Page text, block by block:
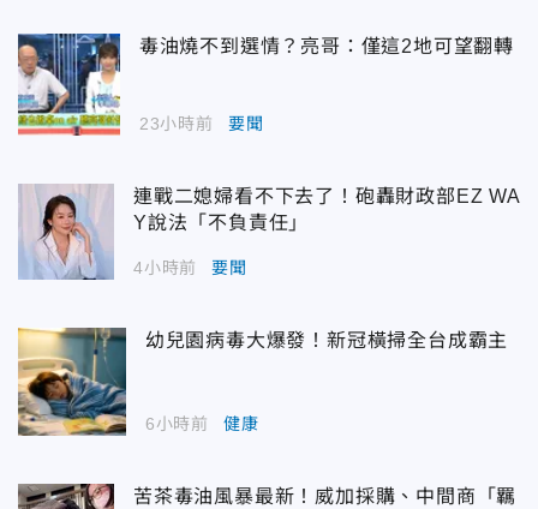
毒油燒不到選情？亮哥：僅這2地可望翻轉
23小時前 要聞
連戰二媳婦看不下去了！砲轟財政部EZ WA
Y說法「不負責任」
4小時前 要聞
幼兒園病毒大爆發！新冠橫掃全台成霸主
6小時前 健康
苦茶毒油風暴最新！威加採購、中間商「羈